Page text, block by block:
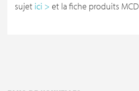
sujet ici > et la fiche produits MCD